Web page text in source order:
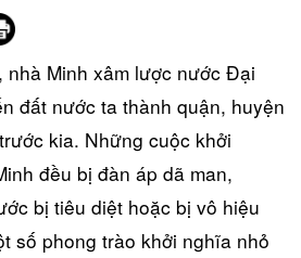
nhà Minh xâm lược nước Đại
đất nước ta thành quận, huyện
kia. Những cuộc khởi
đều bị đàn áp dã man,
bị tiêu diệt hoặc bị vô hiệu
số phong trào khởi nghĩa nhỏ